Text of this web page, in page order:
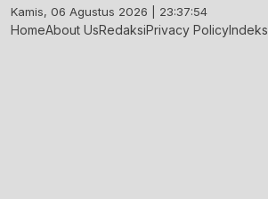
Skip
to
Kamis, 06 Agustus 2026 | 23:37:55
HomeAbout UsRedaksiPrivacy PolicyIndeks